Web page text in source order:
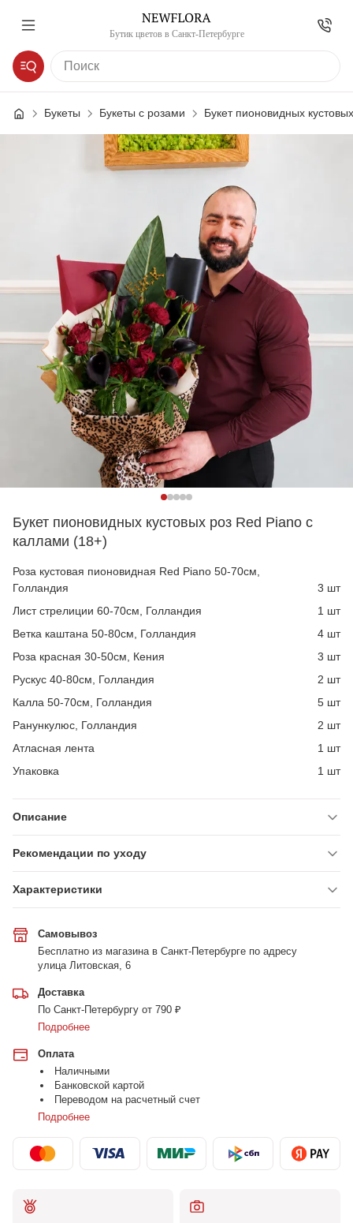
Бутик цветов в Санкт-Петербурге
Букеты Букеты с розами Букет пионовидных
Букет пионовидных кустовых роз Red Piano c
каллами (18+)
Роза кустовая пионовидная Red Piano 50-70см,
Голландия
3 шт
Лист стрелиции 60-70см, Голландия
1 шт
Ветка каштана 50-80см, Голландия
4 шт
Роза красная 30-50см, Кения
3 шт
Рускус 40-80см, Голландия
2 шт
Калла 50-70см, Голландия
5 шт
Ранункулюс, Голландия
2 шт
Атласная лента
1 шт
Упаковка
1 шт
Описание
Рекомендации по уходу
Характеристики
Самовывоз
Бесплатно из магазина в Санкт-Петербурге по адресу
улица Литовская, 6
Доставка
По Санкт-Петербургу от 790 ₽
Подробнее
Оплата
Наличными
Банковской картой
Переводом на расчетный счет
Подробнее